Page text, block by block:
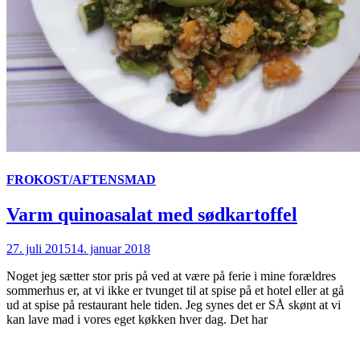
FROKOST/AFTENSMAD
Varm quinoasalat med sødkartoffel
27. juli 201514. januar 2018
Noget jeg sætter stor pris på ved at være på ferie i mine forældres
sommerhus er, at vi ikke er tvunget til at spise på et hotel eller at gå
ud at spise på restaurant hele tiden. Jeg synes det er SÅ skønt at vi
kan lave mad i vores eget køkken hver dag. Det har